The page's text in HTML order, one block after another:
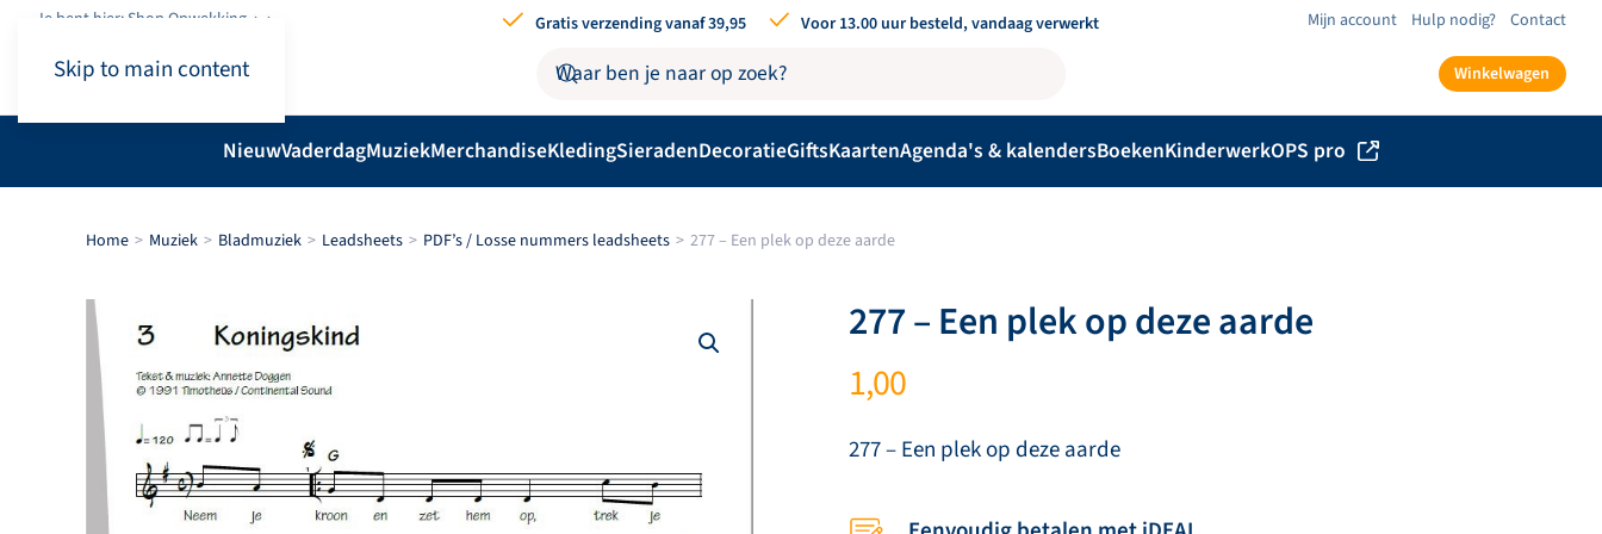
Skip to main content
Je bent hier: Shop.Opwekking Gratis verzending vanaf 39,95 Voor 13.00 uur besteld, vandaag verwerkt Mijn account Hulp nodig? Contact
Winkelwagen
NieuwVaderdagMuziekMerchandiseKledingSieradenDecoratieGiftsKaartenAgenda's & kalendersBoekenKinderwerkOPS pro
Home Muziek Bladmuziek Leadsheets PDF’s / Losse nummers leadsheets 277 – Een plek op deze aarde
277 – Een plek op deze aarde
1,00
277 – Een plek op deze aarde